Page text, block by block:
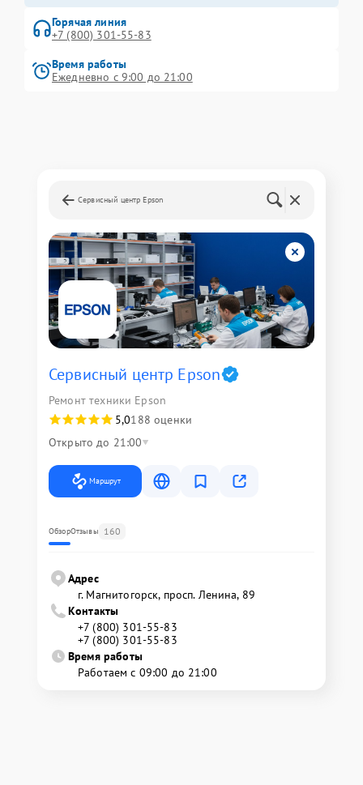
Горячая линия
+7 (800) 301-55-83
Время работы
Ежедневно с 9:00 до 21:00
Сервисный центр Epson
Сервисный центр Epson
Ремонт техники Epson
5,0188 оценки
Открыто до 21:00
Маршрут
ОбзорОтзывы 160
Адрес
г. Магнитогорск, просп. Ленина, 89
Контакты
+7 (800) 301-55-83
+7 (800) 301-55-83
Время работы
Работаем с 09:00 до 21:00